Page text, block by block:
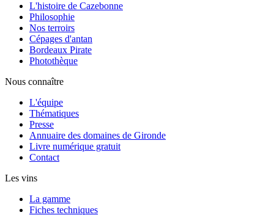
L'histoire de Cazebonne
Philosophie
Nos terroirs
Cépages d'antan
Bordeaux Pirate
Photothèque
Nous connaître
L'équipe
Thématiques
Presse
Annuaire des domaines de Gironde
Livre numérique gratuit
Contact
Les vins
La gamme
Fiches techniques